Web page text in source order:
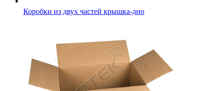
Коробки из двух частей крышка-дно